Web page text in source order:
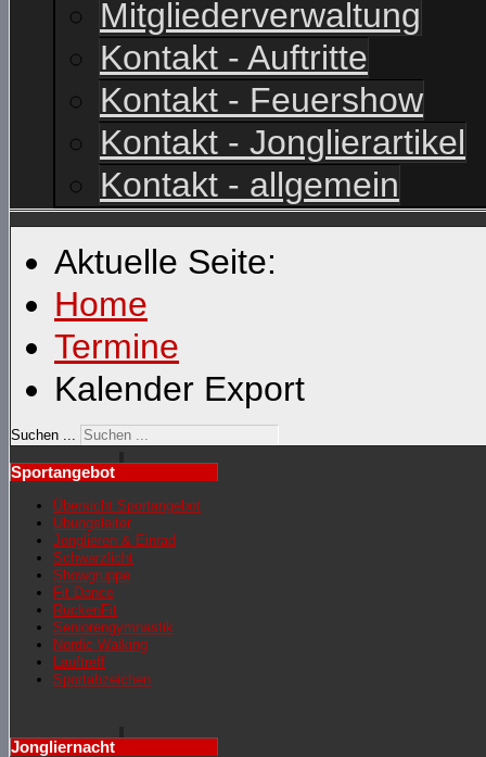
Mitgliederverwaltung
Kontakt - Auftritte
Kontakt - Feuershow
Kontakt - Jonglierartikel
Kontakt - allgemein
Aktuelle Seite:
Home
Termine
Kalender Export
Suchen ...
Sportangebot
Übersicht Sportangebot
Übungsleiter
Jonglieren & Einrad
Schwarzlicht
Showgruppe
Fit Dance
RückenFit
Seniorengymnastik
Nordic Walking
Lauftreff
Sportabzeichen
Jongliernacht